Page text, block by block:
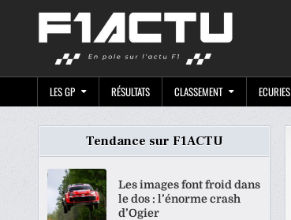
LES GP RÉSULTATS CLASSEMENT ECURIES
Tendance sur F1ACTU
Les images font froid dans
le dos : l’énorme crash
d’Ogier